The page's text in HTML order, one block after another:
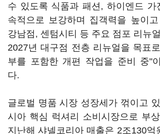
수 있도록 식품과 패션, 하이엔드 가
속적으로 보강하며 집객력을 높이
강남점, 센텀시티 등 주요 점포 리뉴
2027년 대구점 전층 리뉴얼을 목표
부를 포함한 개편 작업을 준비 중"
다.
글로벌 명품 시장 성장세가 꺾이고
시아 핵심 럭셔리 소비시장으로 부
지난해 샤넬코리아 매출은 2조130억